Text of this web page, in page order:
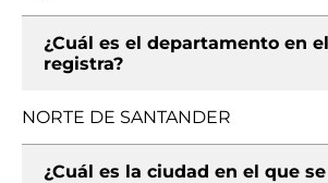
¿Cuál es el departamento en
registra?
NORTE DE SANTANDER
¿Cuál es la ciudad en el que